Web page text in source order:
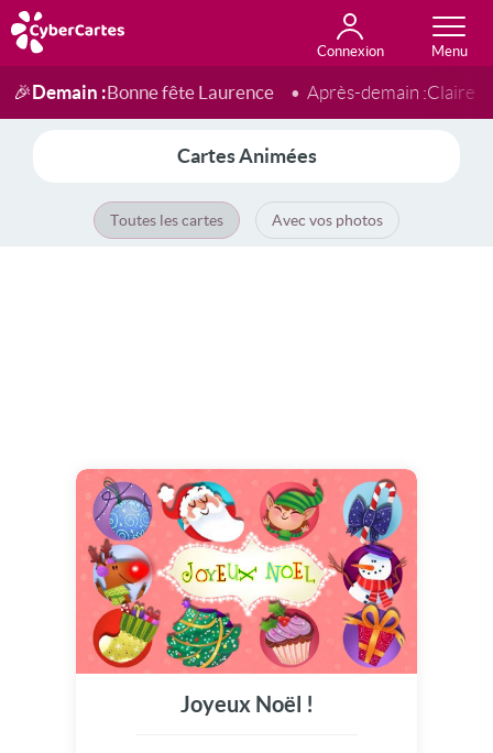
Connexion
Anniversaire
Fête du jour
Amour
Amitié
Merci
Toutes les cartes
🎉Demain :Bonne fête Laurence Après-demain :Claire
Cartes Animées
Toutes les cartes Avec vos photos
Joyeux Noël !